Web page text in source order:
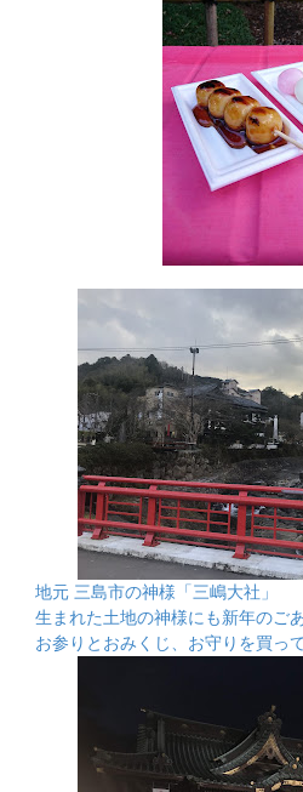
地元 三島市の神様「三嶋大社」
生まれた土地の神様にも新年のご
お参りとおみくじ、お守りを買っ